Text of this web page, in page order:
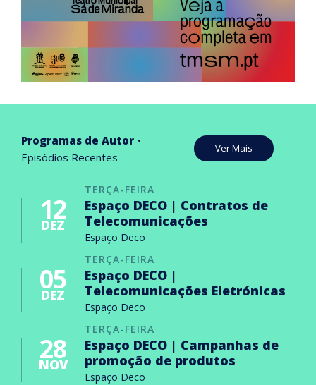
Programas de Autor
Episódios Recentes
Ver Mais
TERÇA-FEIRA
12
DEZ
Espaço DECO | Contratos de
Telecomunicações
Espaço Deco
TERÇA-FEIRA
05
DEZ
Espaço DECO |
Telecomunicações Eletrónicas
Espaço Deco
TERÇA-FEIRA
28
NOV
Espaço DECO | Campanhas de
promoção de produtos
Espaço Deco